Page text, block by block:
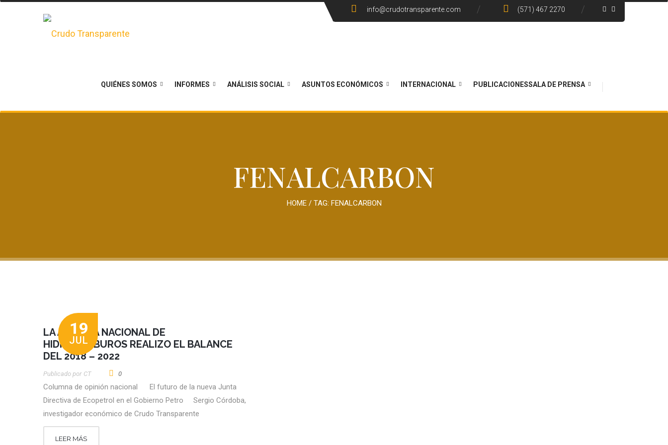
info@crudotransparente.com (571) 467 2270
QUIÉNES SOMOS INFORMES ANÁLISIS SOCIAL ASUNTOS ECONÓMICOS INTERNACIONAL PUBLICACIONESSALA DE PRENSA
FENALCARBON
HOME/ TAG: FENALCARBON
19
JUL
LA AGENCIA NACIONAL DE
HIDROCARBUROS REALIZO EL BALANCE
DEL 2018 – 2022
Publicado por CT 0
Columna de opinión nacional El futuro de la nueva Junta
Directiva de Ecopetrol en el Gobierno Petro Sergio Córdoba,
investigador económico de Crudo Transparente
LEER MÁS